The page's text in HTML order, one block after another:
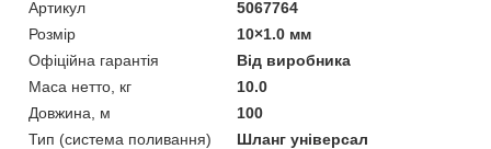
Артикул
5067764
Розмір
10×1.0 мм
Офіційна гарантія
Від виробника
Маса нетто, кг
10.0
Довжина, м
100
Тип (система поливання)
Шланг універсал